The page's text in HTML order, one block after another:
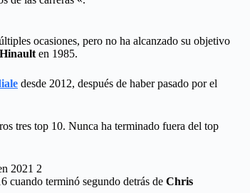
ocasiones, pero no ha alcanzado su objetivo
en 1985.
desde 2012, después de haber pasado por el
tres top 10. Nunca ha terminado fuera del top
cuando terminó segundo detrás de Chris